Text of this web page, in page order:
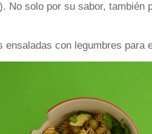
No solo por su sabor,
con legumbres para